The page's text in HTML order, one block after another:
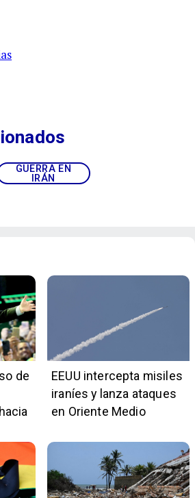
GUERRA EN
IRÁN
de
EEUU intercepta misiles
iraníes y lanza ataques
en Oriente Medio